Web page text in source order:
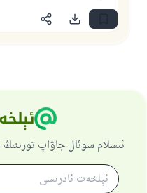
ئىسلام سوئال جاۋاپ تورىنىڭ